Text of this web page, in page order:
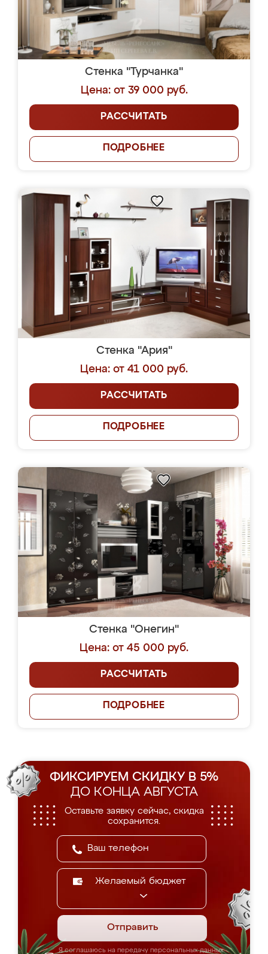
Стенка "Турчанка"
Цена: от 39 000 руб.
РАССЧИТАТЬ
ПОДРОБНЕЕ
Стенка "Ария"
Цена: от 41 000 руб.
РАССЧИТАТЬ
ПОДРОБНЕЕ
Стенка "Онегин"
Цена: от 45 000 руб.
РАССЧИТАТЬ
ПОДРОБНЕЕ
ФИКСИРУЕМ СКИДКУ В 5%
ДО КОНЦА АВГУСТА
Оставьте заявку сейчас, скидка
сохранится.
Желаемый бюджет
Отправить
Я соглашаюсь на передачу персональных данных